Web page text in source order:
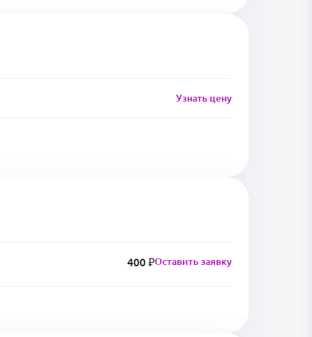
Узнать цену
400 ₽Оставить заявку